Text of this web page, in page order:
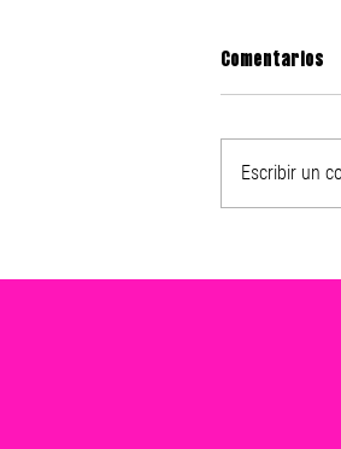
Tour 2025
Comentarios
Escribir un